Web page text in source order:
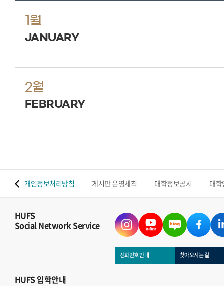
1월
JANUARY
2월
FEBRUARY
개인정보처리방침 게시판 운영세칙 대학정보공시 대
HUFS
Social Network Service
전화번호 안내 찾아오시는 길
HUFS입학안내